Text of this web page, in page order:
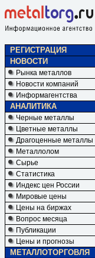
РЕГИСТРАЦИЯ
НОВОСТИ
Рынка металлов
Новости компаний
Информагентства
АНАЛИТИКА
Черные металлы
Цветные металлы
Драгоценные металлы
Металлолом
Сырье
Статистика
Индекс цен России
Мировые цены
Цены на биржах
Вопрос месяца
Публикации
Цены и прогнозы
МЕТАЛЛОТОРГОВЛЯ